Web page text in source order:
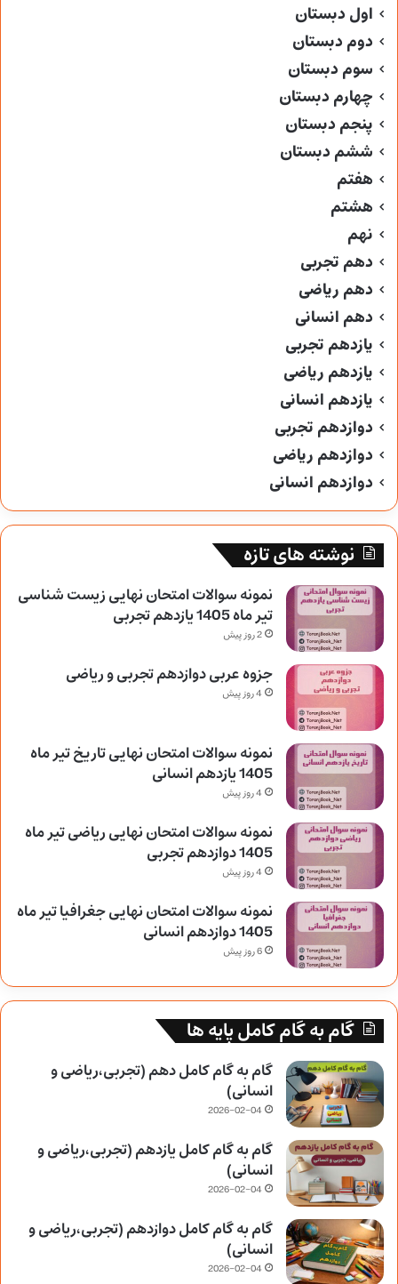
اول دبستان
دوم دبستان
سوم دبستان
چهارم دبستان
پنجم دبستان
ششم دبستان
هفتم
هشتم
نهم
دهم تجربی
دهم ریاضی
دهم انسانی
یازدهم تجربی
یازدهم ریاضی
یازدهم انسانی
دوازدهم تجربی
دوازدهم ریاضی
دوازدهم انسانی
نوشته های تازه
نمونه سوالات امتحان نهایی زیست شناسی
تیر ماه 1405 یازدهم تجربی
2 روز پیش
جزوه عربی دوازدهم تجربی و ریاضی
4 روز پیش
نمونه سوالات امتحان نهایی تاریخ تیر ماه
1405 یازدهم انسانی
4 روز پیش
نمونه سوالات امتحان نهایی ریاضی تیر ماه
1405 دوازدهم تجربی
4 روز پیش
نمونه سوالات امتحان نهایی جغرافیا تیر ماه
1405 دوازدهم انسانی
6 روز پیش
گام به گام کامل پایه ها
گام به گام کامل دهم (تجربی،ریاضی و
انسانی)
2026-02-04
گام به گام کامل یازدهم (تجربی،ریاضی و
انسانی)
2026-02-04
گام به گام کامل دوازدهم (تجربی،ریاضی و
انسانی)
2026-02-04